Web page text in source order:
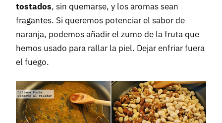
tostados, sin quemarse, y los aromas sean
fragantes. Si queremos potenciar el sabor de
naranja, podemos añadir el zumo de la fruta que
hemos usado para rallar la piel. Dejar enfriar fuera
el fuego.